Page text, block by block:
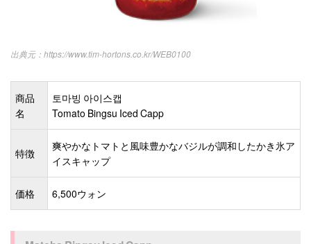
https://www.tim-hortons.co.kr/WEB0100
商品
名
토마빙 아이스캡
Tomato Bingsu Iced Capp
特徴
爽やかなトマトと風味豊かなバジルが調和したかき氷ア
イスキャップ
価格 6,500ウォン